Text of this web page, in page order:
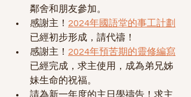
鄰舍和朋友參加。
感謝主！ 2024年國語堂的事工計劃
已經初步形成，請代禱！
感謝主！ 2024年預苦期的靈修編寫
已經完成，求主使用，成為弟兄姊
妹生命的祝福。
請為新一年度的主日學禱告！求主